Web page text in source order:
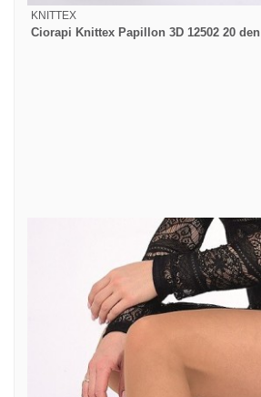
KNITTEX
Ciorapi Knittex Papillon 3D 12502 20 den